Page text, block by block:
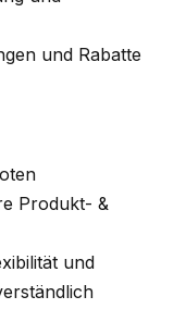
und Rabatte
Produkt- &
und